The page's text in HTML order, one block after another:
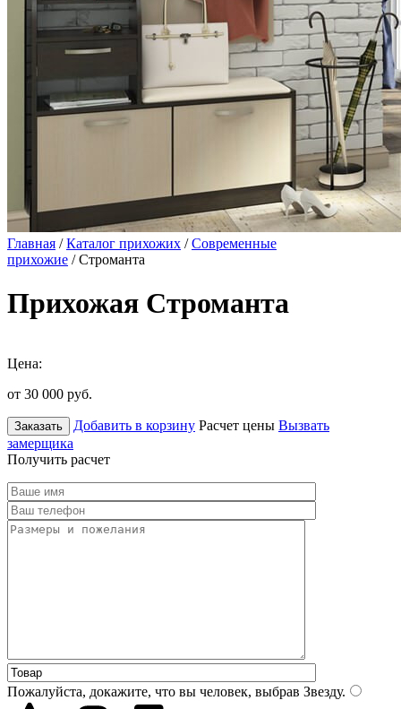
Главная /Каталог прихожих /Современные
прихожие / Строманта
Прихожая Строманта
Цена:
от 30 000 руб.
Заказать Добавить в корзину Расчет цены Вызвать
замерщика
Получить расчет
Пожалуйста, докажите, что вы человек, выбрав Звезду.